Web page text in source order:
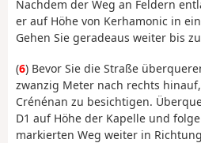
Nachdem der Weg an Feldern
er auf Höhe von Kerhamonic in
Gehen Sie geradeaus weiter bis
(6) Bevor Sie die Straße
zwanzig Meter nach rechts
Crénénan zu besichtigen.
D1 auf Höhe der Kapelle und
markierten Weg weiter in